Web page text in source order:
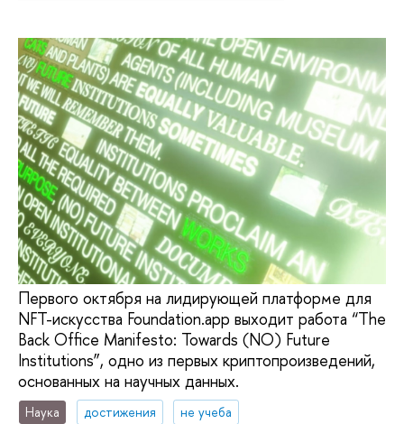
Первого октября на лидирующей платформе для
NFT-искусства Foundation.app выходит работа “The
Back Office Manifesto: Towards (NO) Future
Institutions”, одно из первых криптопроизведений,
основанных на научных данных.
Наука достижения не учеба